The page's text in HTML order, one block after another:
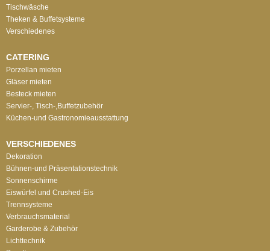
Tischwäsche
Theken & Buffetsysteme
Verschiedenes
CATERING
Porzellan mieten
Gläser mieten
Besteck mieten
Servier-, Tisch-,Buffetzubehör
Küchen-und Gastronomieausstattung
VERSCHIEDENES
Dekoration
Bühnen-und Präsentationstechnik
Sonnenschirme
Eiswürfel und Crushed-Eis
Trennsysteme
Verbrauchsmaterial
Garderobe & Zubehör
Lichttechnik